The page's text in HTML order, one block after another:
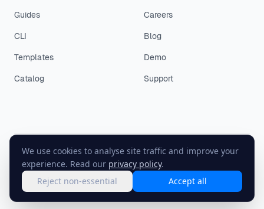
We use cookies to analyse site traffic and improve your
experience. Read our privacy policy.
Reject non-essential
Accept all
Guides
CLI
Templates
Catalog
Careers
Blog
Demo
Support
©2026EasyEnv. All rights reserved.
Terms
· Privacy · Status